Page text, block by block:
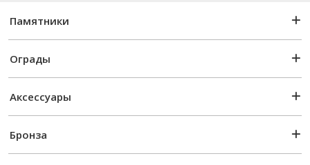
Памятники
Ограды
Аксессуары
Бронза